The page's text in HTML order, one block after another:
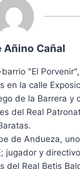
Añino Cañal
"El
en la calle
de la Barrera y
del Real
de Andueza,
jugador y
del Real Betis